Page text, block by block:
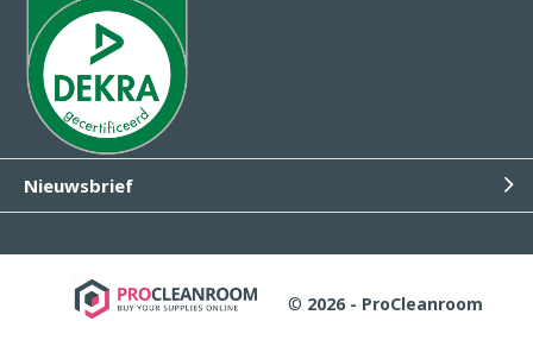
Nieuwsbrief
© 2026 - ProCleanroom